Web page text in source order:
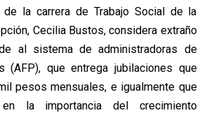
la carrera de Trabajo Social de la
Cecilia Bustos, considera extraño
al sistema de administradoras de
(AFP), que entrega jubilaciones que
pesos mensuales, e igualmente que
la importancia del crecimiento